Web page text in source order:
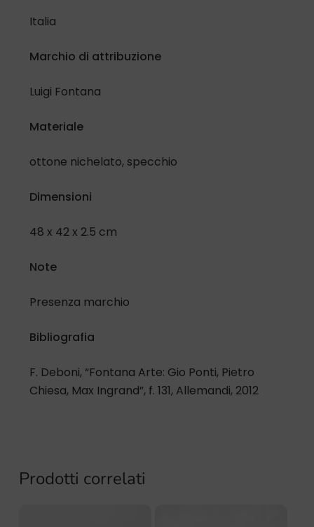
Inoltre, riguardo al trattamento dei miei dati per attività di
modalità automatizzate di contatto.
Italia
Marchio di attribuzione
Luigi Fontana
Materiale
ottone nichelato, specchio
Dimensioni
48 x 42 x 2.5 cm
Note
Presenza marchio
Bibliografia
F. Deboni, “Fontana Arte: Gio Ponti, Pietro
Chiesa, Max Ingrand”, f. 131, Allemandi, 2012
Prodotti correlati